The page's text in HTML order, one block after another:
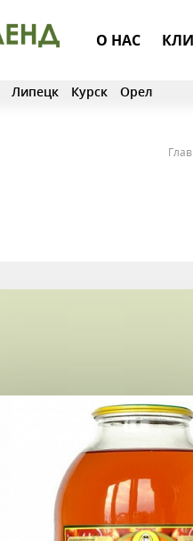
О НАС
Липецк Курск Орел